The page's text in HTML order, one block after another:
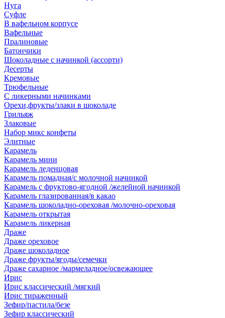
Нуга
Суфле
В вафельном корпусе
Вафельные
Пралиновые
Батончики
Шоколадные с начинкой (ассорти)
Десерты
Кремовые
Трюфельные
С ликерными начинками
Орехи,фрукты/злаки в шоколаде
Грильяж
Злаковые
Набор микс конфеты
Элитные
Карамель
Карамель мини
Карамель леденцовая
Карамель помадная/с молочной начинкой
Карамель с фруктово-ягодной /желейной начинкой
Карамель глазированная/в какао
Карамель шоколадно-ореховая /молочно-ореховая
Карамель открытая
Карамель ликерная
Драже
Драже ореховое
Драже шоколадное
Драже фрукты/ягоды/семечки
Драже сахарное /мармеладное/освежающее
Ирис
Ирис классический /мягкий
Ирис тираженный
Зефир/пастила/безе
Зефир классический